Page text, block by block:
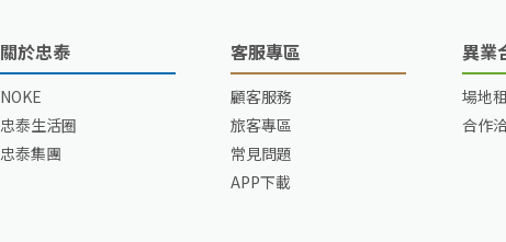
關於忠泰
NOKE
忠泰生活圈
忠泰集團
客服專區
顧客服務
旅客專區
常見問題
APP下載
異業
場地
合作